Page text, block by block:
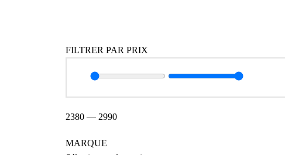
FILTRER PAR PRIX
2380 — 2990
MARQUE